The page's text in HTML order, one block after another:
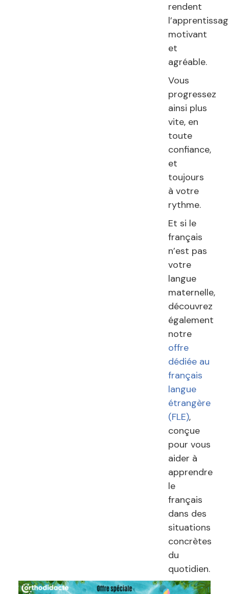
rendent
motivant
et
agréable.
Vous
progressez
ainsi plus
vite, en
toute
confiance,
et
toujours
à votre
rythme.
Et si le
français
n’est pas
votre
langue
maternelle,
découvrez
également
notre
offre
dédiée au
français
langue
étrangère
(FLE),
conçue
pour vous
aider à
apprendre
le
français
dans des
situations
concrètes
du
quotidien.